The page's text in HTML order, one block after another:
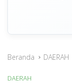
Beranda DAERAH
DAERAH